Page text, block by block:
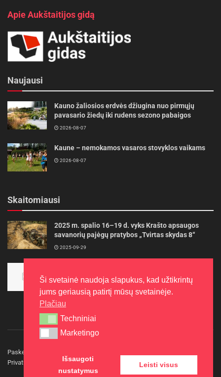
Apie Aukštaitijos gidą
Naujausi
Kauno žaliosios erdvės džiugina nuo pirmųjų
pavasario žiedų iki rudens sezono pabaigos
2026-08-07
Kaune – nemokamos vasaros stovyklos vaikams
2026-08-07
Skaitomiausi
2025 m. spalio 16–19 d. vyks Krašto apsaugos
savanorių pajėgų pratybos „Tvirtas skydas 8“
2025-09-29
aukso
2015-10-30
Paskelbkite naujieną
Privatumo politika
Kontaktai
Ši svetainė naudoja slapukus, kad užtikrintų
jums geriausią patirtį mūsų svetainėje.
Plačiau
Techniniai
Techniniai
Marketingo
Marketingo
Išsaugoti
nustatymus
Leisti visus